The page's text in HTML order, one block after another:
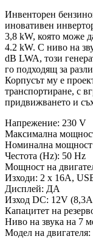
Инвенторен
иновативен
3,8 kW, която може
4.2 kW. С ниво на
dB LWA, този
го подходящ за
Корпусът му е
транспортиране, с
придвижването и
Напрежение: 230 V
Максимална
Номинална
Честота (Hz): 50 Hz
Мощност на
Изходи: 2 x 16A,
Дисплей: ДА
Изход DC: 12V
Капацитет на
Ниво на звука на 7
Модел на